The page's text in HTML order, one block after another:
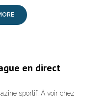
en direct
sportif. À voir chez